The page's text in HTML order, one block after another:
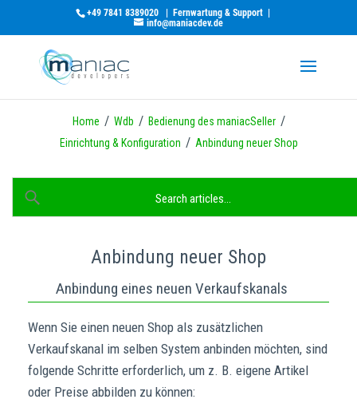
+49 7841 8389020 Fernwartung & Support
info@maniacdev.de
Home / Wdb / Bedienung des maniacSeller /
Einrichtung & Konfiguration / Anbindung neuer Shop
Anbindung neuer Shop
Anbindung eines neuen Verkaufskanals
Wenn Sie einen neuen Shop als zusätzlichen
Verkaufskanal im selben System anbinden möchten, sind
folgende Schritte erforderlich, um z. B. eigene Artikel
oder Preise abbilden zu können:
maniac Support-Assistent
Wie kann ich heute helfen?